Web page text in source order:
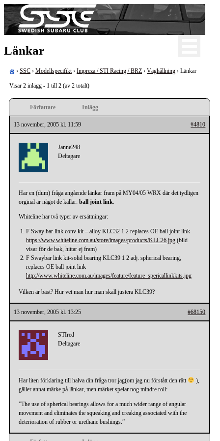
Skip
to
content
Swedish Subaru Club
För oss som älskar Subaru!
Länkar
› SSC › Modellspecifikt › Impreza / STI Racing / BRZ › Väghållning › Länkar
Visar 2 inlägg - 1 till 2 (av 2 totalt)
Författare Inlägg
13 november, 2005 kl. 11:59 #4810
Janne248
Deltagare
Har en (dum) fråga angående länkar fram på MY04/05 WRX där det tydligen
orginal är något de kallar: ball joint link
Whiteline har två typer av ersättningar:
F Sway bar link conv kit – alloy KLC32 1 2 replaces OE ball joint link
https://www.whiteline.com.au/store/images/products/KLC26.jpg (bild
visar för de bak, hittar ej fram)
F Swaybar link kit-solid bearing KLC39 1 2 adj. spherical bearing,
replaces OE ball joint link
http://www.whiteline.com.au/images/feature/feature_spericallinkkits.jpg
Vilken är bäst? Hur vet man hur man skall justera KLC39?
13 november, 2005 kl. 13:25 #68150
STIred
Deltagare
Har liten förklaring till halva din fråga tror jag(om jag nu förstått den rätt
),
gäller annat märke på länkar, men märket spelar nog mindre roll:
”The use of spherical bearings allows for a much wider range of angular
movement and eliminates the squeaking and creaking associated with the
deterioration of rubber or urethane bushings.”